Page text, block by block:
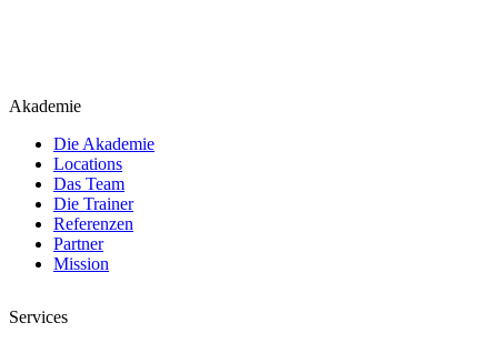
Akademie
Die Akademie
Locations
Das Team
Die Trainer
Referenzen
Partner
Mission
Services